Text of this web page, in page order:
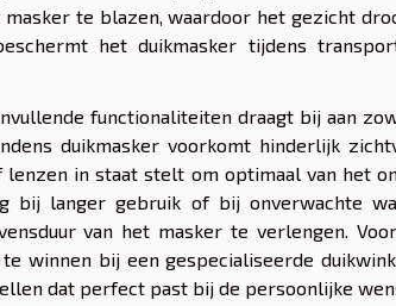
te blazen, waardoor het gezicht
het duikmasker tijdens
functionaliteiten draagt bij aan
duikmasker voorkomt hinderlijk
in staat stelt om optimaal van het
bij langer gebruik of bij onverwachte
van het masker te verlengen.
te winnen bij een gespecialiseerde
dat perfect past bij de persoonlijke